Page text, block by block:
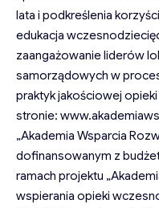
lata i podkreślenia
edukacja
zaangażowanie liderów
samorządowych w
praktyk jakościowej
stronie:
„Akademia Wsparcia
dofinansowanym z
ramach projektu
wspierania opieki